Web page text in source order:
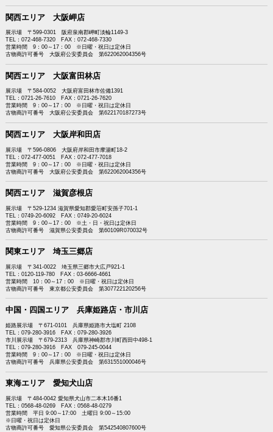
関西エリア 大阪岬店
展示場 〒599-0301 阪府泉南郡岬町淡輪1149-3
TEL：072-468-7320 FAX：072-468-7330
営業時間 9：00～17：00 ※日曜・祝日は定休日
古物商許可番号 大阪府公安委員会 第622062004356号
関西エリア 大阪富田林店
展示場 〒584-0052 大阪府富田林市佐備1391
TEL：0721-26-7610 FAX：0721-26-7620
営業時間 9：00～17：00 ※日曜・祝日は定休日
古物商許可番号 大阪府公安委員会 第622170187273号
関西エリア 大阪岸和田店
展示場 〒596-0806 大阪府岸和田市摩湯町18-2
TEL：072-477-0051 FAX：072-477-7018
営業時間 9：00～17：00 ※日曜・祝日は定休日
古物商許可番号 大阪府公安委員会 第622062004356号
関西エリア 滋賀彦根店
展示場 〒529-1234 滋賀県愛知郡愛荘町安孫子701-1
TEL：0749-20-6092 FAX：0749-20-6024
営業時間 9：00～17：00 ※土・日・祝日は定休日
古物商許可番号 滋賀県公安委員会 第60109R070032号
関東エリア 埼玉三郷店
展示場 〒341-0022 埼玉県三郷市大広戸921-1
TEL：0120-119-780 FAX：03-6666-4661
営業時間 10：00～17：00 ※日曜・祝日は定休日
古物商許可番号 東京都公安委員会 第307722120256号
中国・四国エリア 兵庫姫路店・市川店
姫路展示場 〒671-0101 兵庫県姫路市大塩町 2108
TEL：079-280-3916 FAX：079-280-3926
市川展示場 〒679-2313 兵庫県神崎郡市川町西田中498-1
TEL：079-280-3916 FAX 079-245-0044
営業時間 9：00～17：00 ※日曜・祝日は定休日
古物商許可番号 兵庫県公安委員会 第631551000046号
東海エリア 愛知犬山店
展示場 〒484-0042 愛知県犬山市二本木16番1
TEL：0568-48-0269 FAX：0568-48-0279
営業時間 平日 9:00～17:00 土曜日 9:00～15:00
※日曜・祝日は定休日
古物商許可番号 愛知県公安委員会 第542540807600号